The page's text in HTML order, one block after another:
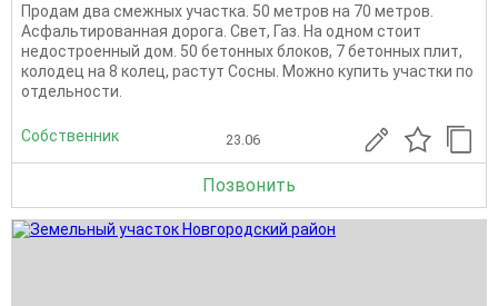
Продам два смежных участка. 50 метров на 70 метров.
Асфальтированная дорога. Свет, Газ. На одном стоит
недостроенный дом. 50 бетонных блоков, 7 бетонных плит,
колодец на 8 колец, растут Сосны. Можно купить участки по
отдельности.
Собственник 23.06
Позвонить